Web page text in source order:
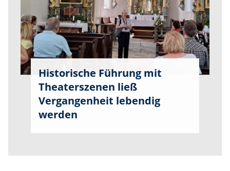
Historische Führung mit
Theaterszenen ließ
Vergangenheit lebendig
werden